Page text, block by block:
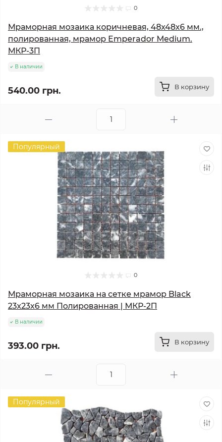
0
Мраморная мозаика коричневая, 48x48x6 мм.,
полированная, мрамор Emperador Medium.
МКР-3П
В наличии
540.00 грн. В корзину
Популярный
0
Мраморная мозаика на сетке мрамор Black
23x23x6 мм Полированная | МКР-2П
В наличии
393.00 грн. В корзину
Популярный